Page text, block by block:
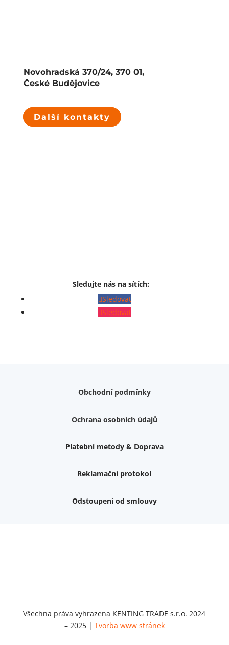
Novohradská 370/24, 370 01,
České Budějovice
Další kontakty
Sledujte nás na sítích:
Sledovat
Sledovat
Obchodní podmínky
Ochrana osobních údajů
Platební metody & Doprava
Reklamační protokol
Odstoupení od smlouvy
Všechna práva vyhrazena KENTING TRADE s.r.o. 2024
– 2025 | Tvorba www stránek
Opravná sada na nábytek s kolíky 8x30 mm
Chybí ještě 999 Kč